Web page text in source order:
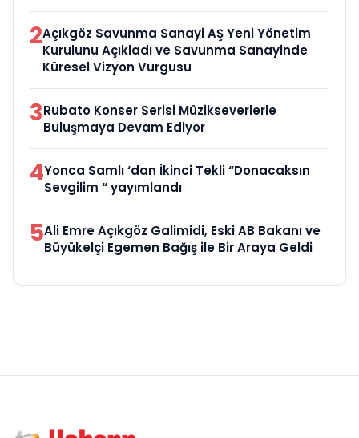
2Açıkgöz Savunma Sanayi AŞ Yeni Yönetim
Kurulunu Açıkladı ve Savunma Sanayinde
Küresel Vizyon Vurgusu
3Rubato Konser Serisi Müzikseverlerle
Buluşmaya Devam Ediyor
4Yonca Samlı ‘dan İkinci Tekli “Donacaksın
Sevgilim “ yayımlandı
5Ali Emre Açıkgöz Galimidi, Eski AB Bakanı ve
Büyükelçi Egemen Bağış ile Bir Araya Geldi